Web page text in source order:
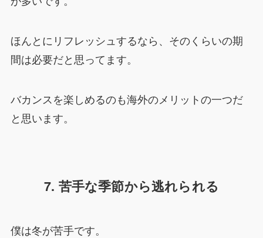
ほんとにリフレッシュするなら、そのくらいの期
間は必要だと思ってます。
バカンスを楽しめるのも海外のメリットの一つだ
と思います。
7. 苦手な季節から逃れられる
僕は冬が苦手です。